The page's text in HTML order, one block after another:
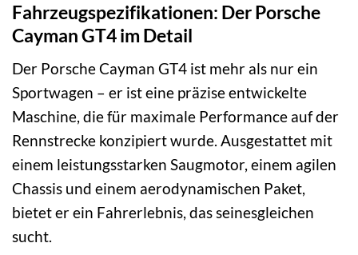
Fahrzeugspezifikationen: Der Porsche
Cayman GT4 im Detail
Der Porsche Cayman GT4 ist mehr als nur ein
Sportwagen – er ist eine präzise entwickelte
Maschine, die für maximale Performance auf der
Rennstrecke konzipiert wurde. Ausgestattet mit
einem leistungsstarken Saugmotor, einem agilen
Chassis und einem aerodynamischen Paket,
bietet er ein Fahrerlebnis, das seinesgleichen
sucht.